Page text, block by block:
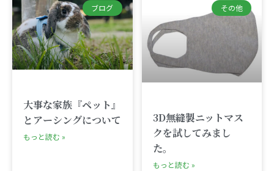
ブログ
大事な家族『ペット』
とアーシングについて
もっと読む »
その他
3D無縫製ニットマス
クを試してみまし
た。
もっと読む »